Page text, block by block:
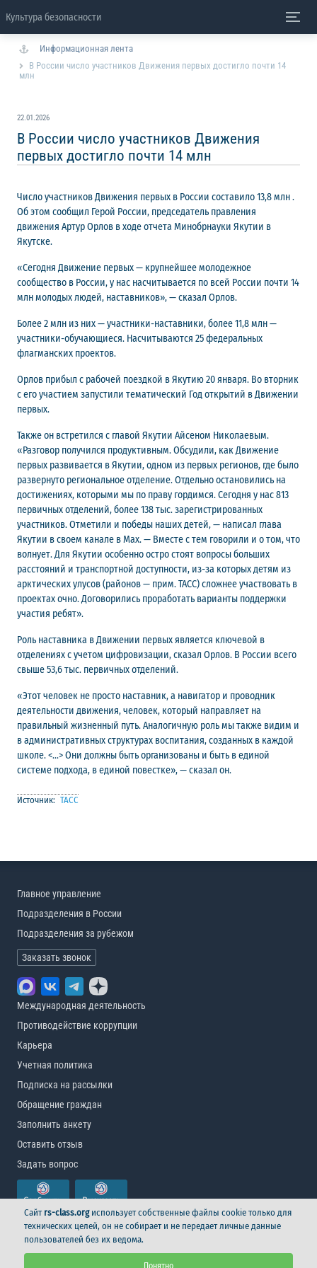
Культура безопасности
Информационная лента
В России число участников Движения первых достигло почти 14
млн
22.01.2026
В России число участников Движения
первых достигло почти 14 млн
Число участников Движения первых в России составило 13,8 млн .
Об этом сообщил Герой России, председатель правления
движения Артур Орлов в ходе отчета Минобрнауки Якутии в
Якутске.
«Сегодня Движение первых — крупнейшее молодежное
сообщество в России, у нас насчитывается по всей России почти 14
млн молодых людей, наставников», — сказал Орлов.
Более 2 млн из них — участники-наставники, более 11,8 млн —
участники-обучающиеся. Насчитываются 25 федеральных
флагманских проектов.
Орлов прибыл с рабочей поездкой в Якутию 20 января. Во вторник
с его участием запустили тематический Год открытий в Движении
первых.
Также он встретился с главой Якутии Айсеном Николаевым.
«Разговор получился продуктивным. Обсудили, как Движение
первых развивается в Якутии, одном из первых регионов, где было
развернуто региональное отделение. Отдельно остановились на
достижениях, которыми мы по праву гордимся. Сегодня у нас 813
первичных отделений, более 138 тыс. зарегистрированных
участников. Отметили и победы наших детей, — написал глава
Якутии в своем канале в Max. — Вместе с тем говорили и о том, что
волнует. Для Якутии особенно остро стоят вопросы больших
расстояний и транспортной доступности, из-за которых детям из
арктических улусов (районов — прим. ТАСС) сложнее участвовать в
проектах очно. Договорились проработать варианты поддержки
участия ребят».
Роль наставника в Движении первых является ключевой в
отделениях с учетом цифровизации, сказал Орлов. В России всего
свыше 53,6 тыс. первичных отделений.
«Этот человек не просто наставник, а навигатор и проводник
деятельности движения, человек, который направляет на
правильный жизненный путь. Аналогичную роль мы также видим и
в административных структурах воспитания, созданных в каждой
школе. <...> Они должны быть организованы и быть в единой
системе подхода, в единой повестке», — сказал он.
Источник: ТАСС
Главное управление
Подразделения в России
Подразделения за рубежом
Заказать звонок
Международная деятельность
Противодействие коррупции
Карьера
Учетная политика
Подписка на рассылки
Обращение граждан
Заполнить анкету
Оставить отзыв
Задать вопрос
© Российский морской регистр судоходства, 2026
Сайт rs-class.orgиспользует собственные файлы cookie только для
технических целей, он не собирает и не передает личные данные
пользователей без их ведома.
Понятно